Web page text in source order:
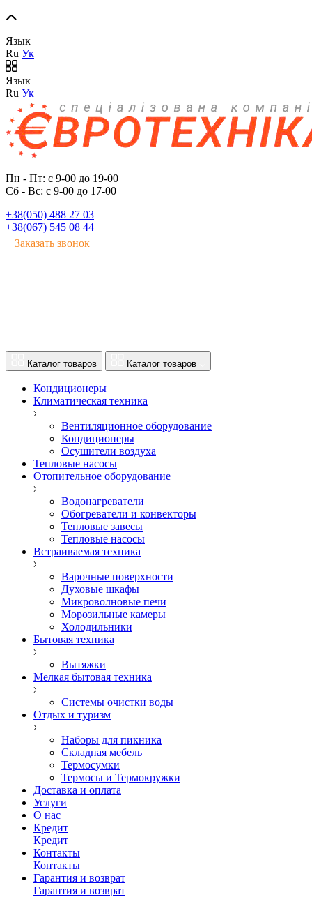
Язык
Ru Ук
Язык
Ru Ук
Пн - Пт: с 9-00 до 19-00
Сб - Вс: с 9-00 до 17-00
+38(050) 488 27 03
+38(067) 545 08 44
Заказать звонок
Каталог товаров Каталог товаров
Кондиционеры
Климатическая техника
Вентиляционное оборудование
Кондиционеры
Осушители воздуха
Тепловые насосы
Отопительное оборудование
Водонагреватели
Обогреватели и конвекторы
Тепловые завесы
Тепловые насосы
Встраиваемая техника
Варочные поверхности
Духовые шкафы
Микроволновые печи
Морозильные камеры
Холодильники
Бытовая техника
Вытяжки
Мелкая бытовая техника
Системы очистки воды
Отдых и туризм
Наборы для пикника
Складная мебель
Термосумки
Термосы и Термокружки
Доставка и оплата
Услуги
О нас
Кредит
Кредит
Контакты
Контакты
Гарантия и возврат
Гарантия и возврат